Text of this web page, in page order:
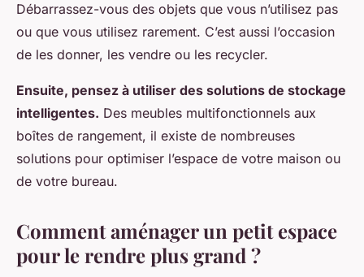
Débarrassez-vous des objets que vous n’utilisez pas
ou que vous utilisez rarement. C’est aussi l’occasion
de les donner, les vendre ou les recycler.
Ensuite, pensez à utiliser des solutions de stockage
intelligentes. Des meubles multifonctionnels aux
boîtes de rangement, il existe de nombreuses
solutions pour optimiser l’espace de votre maison ou
de votre bureau.
Comment aménager un petit espace
pour le rendre plus grand ?